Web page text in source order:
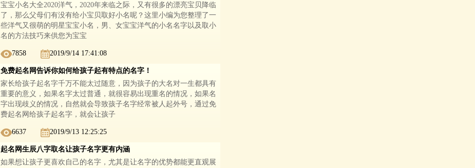
宝宝小名大全2020洋气，2020年来临之际，又有很多的漂亮宝贝降临
了，那么父母们有没有给小宝贝取好小名呢？这里小编为您整理了一
些洋气又很萌的明星宝宝小名，男、女宝宝洋气的小名名字以及取小
名的方法技巧来供您为宝宝
7858 2019/9/14 17:41:08
免费起名网告诉你如何给孩子起有特点的名字！
家长给孩子起名字千万不能太过随意，因为孩子的大名对一生都具有
重要的意义，如果名字太过普通，就很容易出现重名的情况，如果名
字出现歧义的情况，自然就会导致孩子名字经常被人起外号，通过免
费起名网给孩子起名字，就会让孩子
6637 2019/9/13 12:25:25
起名网生辰八字取名让孩子名字更有内涵
如果想让孩子更喜欢自己的名字，尤其是让名字的优势都能更直观展